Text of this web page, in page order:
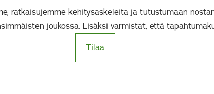
ratkaisujemme kehitysaskeleita ja tutustumaan
joukossa. Lisäksi varmistat, että
Tilaa